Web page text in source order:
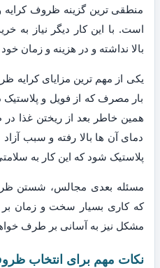
منطقی ترین گزینه ظروف
است. با این کار دیگر نیاز به
بالا نداشته و در هزینه و زمان
یکی از مهم ترین مزایای
بار مصرف که از فویل و
همین خاطر بعد از ریختن غذا
دمای آن ها بالا رفته و سبب
پلاستیک شود که این کار به
مسئله بعدی مجالس، شستن
که کاری بسیار سخت و زمان
مشکل نیز به آسانی بر طرف
نکات مهم برای انتخاب